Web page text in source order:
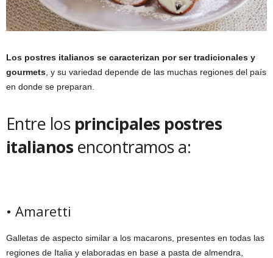
Los postres italianos se caracterizan por ser tradicionales y
gourmets , y su variedad depende de las muchas regiones del país
en donde se preparan.
Entre los principales postres
italianos encontramos a:
• Amaretti
Galletas de aspecto similar a los macarons, presentes en todas las
regiones de Italia y elaboradas en base a pasta de almendra,